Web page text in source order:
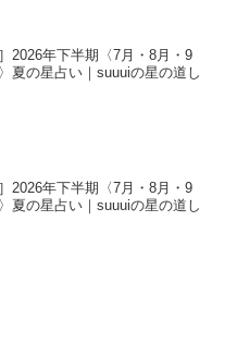
］2026年下半期〈7月・8月・9
夏の星占い｜suuuiの星の道し
］2026年下半期〈7月・8月・9
夏の星占い｜suuuiの星の道し